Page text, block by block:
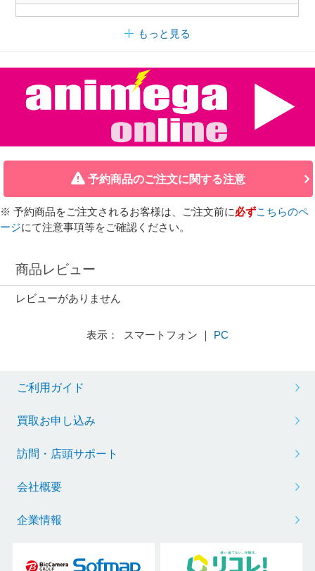
もっと見る
予約商品のご注文に関する注意
※ 予約商品をご注文されるお客様は、ご注文前に必ずこちらのペ
ージにて注意事項等をご確認ください。
商品レビュー
レビューがありません
表示： スマートフォン ｜ PC
ご利用ガイド
買取お申し込み
訪問・店頭サポート
会社概要
企業情報